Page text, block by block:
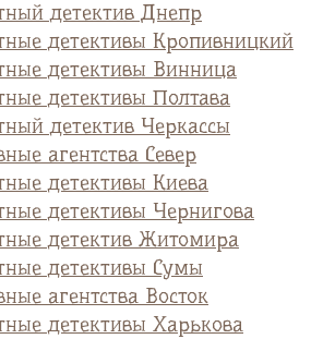
детектив Днепр
детективы Кропивницкий
детективы Винница
детективы Полтава
детектив Черкассы
агентства Север
детективы Киева
детективы Чернигова
детектив Житомира
детективы Сумы
агентства Восток
детективы Харькова